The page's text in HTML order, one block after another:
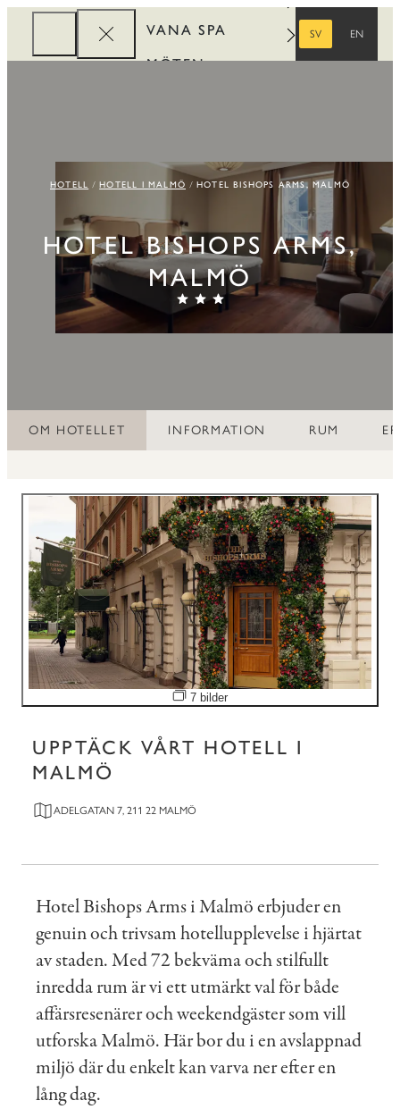
VANA SPA
MÖTEN
SV
EN
HOTELL HOTELL I MALMÖ HOTEL BISHOPS ARMS, MALMÖ
HOTEL BISHOPS ARMS,
MALMÖ
OM HOTELLET INFORMATION RUM
Öppna bildspel
7 bilder
UPPTÄCK VÅRT HOTELL I
MALMÖ
ADELGATAN 7, 211 22 MALMÖ
Hotel Bishops Arms i Malmö erbjuder en
genuin och trivsam hotellupplevelse i hjärtat
av staden. Med 72 bekväma och stilfullt
inredda rum är vi ett utmärkt val för både
affärsresenärer och weekendgäster som vill
utforska Malmö. Här bor du i en avslappnad
miljö där du enkelt kan varva ner efter en
lång dag.